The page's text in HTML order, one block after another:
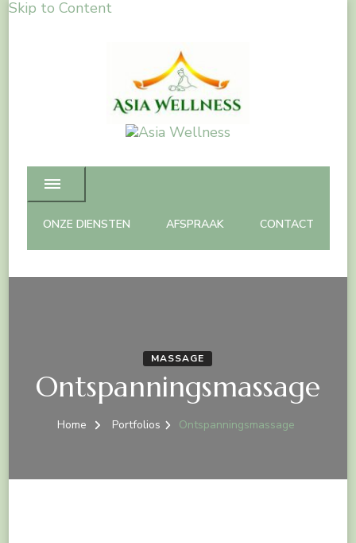
Skip to Content
Asia Wellness
Spa Massage & Beauty care
ONZE DIENSTEN AFSPRAAK CONTACT
MASSAGE
Ontspanningsmassage
Home Portfolios Ontspanningsmassage